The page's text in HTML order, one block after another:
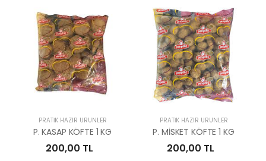
PRATIK HAZIR ÜRÜNLER
P. KASAP KÖFTE 1 KG
200,00 TL
PRATIK HAZIR ÜRÜNLER
P. MİSKET KÖFTE 1 KG
200,00 TL